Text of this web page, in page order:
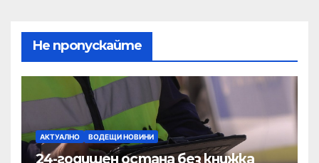
Не пропускайте
АКТУАЛНО ВОДЕЩИ НОВИНИ
24-годишен остана без книжка